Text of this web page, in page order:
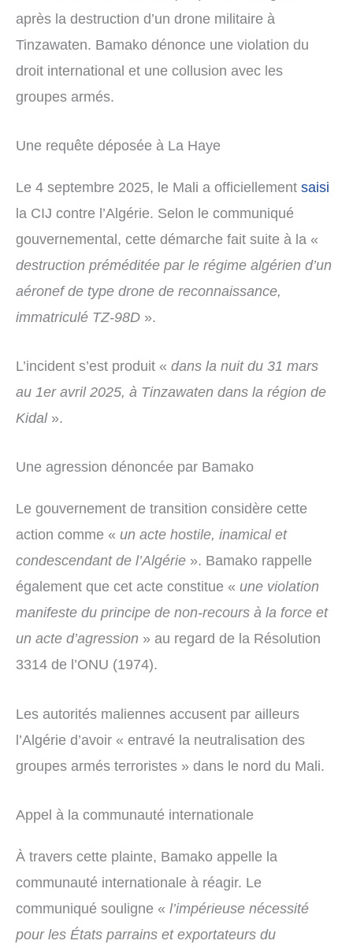
après la destruction d’un drone militaire à
Tinzawaten. Bamako dénonce une violation du
droit international et une collusion avec les
groupes armés.
Une requête déposée à La Haye
Le 4 septembre 2025, le Mali a officiellement saisi
la CIJ contre l’Algérie. Selon le communiqué
gouvernemental, cette démarche fait suite à la «
destruction préméditée par le régime algérien d’un
aéronef de type drone de reconnaissance,
immatriculé TZ-98D ».
L’incident s’est produit « dans la nuit du 31 mars
au 1er avril 2025, à Tinzawaten dans la région de
Kidal».
Une agression dénoncée par Bamako
Le gouvernement de transition considère cette
action comme « un acte hostile, inamical et
condescendant de l’Algérie ». Bamako rappelle
également que cet acte constitue « une violation
manifeste du principe de non-recours à la force et
un acte d’agression » au regard de la Résolution
3314 de l’ONU (1974).
Les autorités maliennes accusent par ailleurs
l’Algérie d’avoir « entravé la neutralisation des
groupes armés terroristes » dans le nord du Mali.
Appel à la communauté internationale
À travers cette plainte, Bamako appelle la
communauté internationale à réagir. Le
communiqué souligne « l’impérieuse nécessité
pour les États parrains et exportateurs du